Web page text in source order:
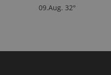
09.Aug. 32°